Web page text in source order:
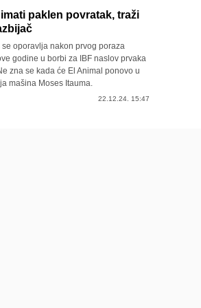
paklen povratak, traži
oporavlja nakon prvog poraza
godine u borbi za IBF naslov prvaka
zna se kada će El Animal ponovo u
mašina Moses Itauma.
22.12.24. 15:47